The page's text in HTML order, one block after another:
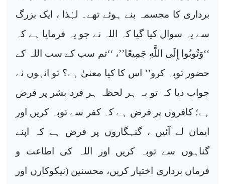
برداری کا مجسمہ بنے ہوئے تھے۔ لہٰذا ، ایک بزرگ
سے یہ سوال کیا گیا کہ اللہ نے جو یہ فرمایا ہے کہ
‘‘وَتُوبُوا إِلَى اللَّهِ جَمِيعًا’’، ‘‘تم سب کے سب اللہ کے
حضور توبہ کرو’’ اس کا کیا معنیٰ ہے؟ تو انہوں نے
جواب دیا کہ تو بہ ہر لحظہ ہر فرد بشر پر فرض
ہے؛ کافروں پر فرض ہے کہ کفر سے توبہ کریں اور
ایمان لے آئیں ، گنہگاروں پر فرض ہے کہ اپنے
گناہوں سے توبہ کریں اور اللہ کی اطاعت و
فرماں برداری اختیار کریں، محسنین (نیکوکارں اور